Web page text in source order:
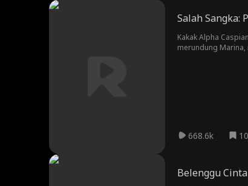
Salah Sangka:
Kakak Alpha
merundung
668.6k
Belenggu